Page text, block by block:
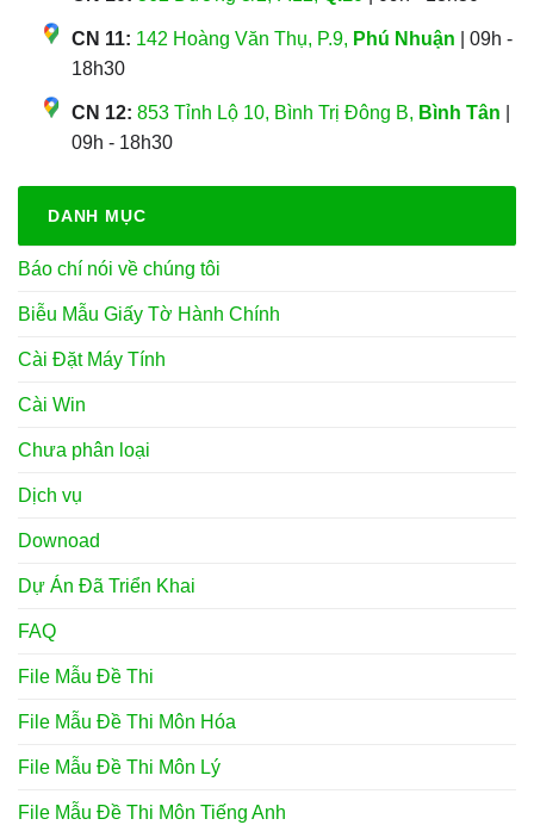
CN 11: 142 Hoàng Văn Thụ, P.9, Phú Nhuận | 09h -
18h30
CN 12: 853 Tỉnh Lộ 10, Bình Trị Đông B, Bình Tân
09h - 18h30
DANH MỤC
Báo chí nói về chúng tôi
Biễu Mẫu Giấy Tờ Hành Chính
Cài Đặt Máy Tính
Cài Win
Chưa phân loại
Dịch vụ
Downoad
Dự Án Đã Triển Khai
FAQ
File Mẫu Đề Thi
File Mẫu Đề Thi Môn Hóa
File Mẫu Đề Thi Môn Lý
File Mẫu Đề Thi Môn Tiếng Anh